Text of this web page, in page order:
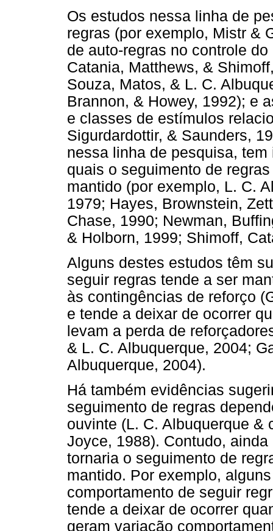
Os estudos nessa linha de
regras (por exemplo, Mistr &
de auto-regras no controle
Catania, Matthews, &
Souza, Matos, & L. C.
Brannon, & Howey, 1992); e
e classes de estímulos
Sigurdardottir, & Saunders,
nessa linha de pesquisa,
quais o seguimento de
mantido (por exemplo, L. C.
1979; Hayes, Brownstein,
Chase, 1990; Newman,
& Holborn, 1999; Shimoff,
Alguns destes estudos têm
seguir regras tende a ser
às contingências de reforço
e tende a deixar de ocorrer
levam a perda de
& L. C. Albuquerque, 2004;
Albuquerque, 2004).
Há também evidências
seguimento de regras
ouvinte (L. C. Albuquerque &
Joyce, 1988). Contudo,
tornaria o seguimento de
mantido. Por exemplo,
comportamento de seguir
tende a deixar de ocorrer
geram variação